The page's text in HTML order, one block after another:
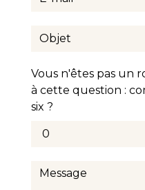
Vous n'êtes pas un
à cette question :
six ?